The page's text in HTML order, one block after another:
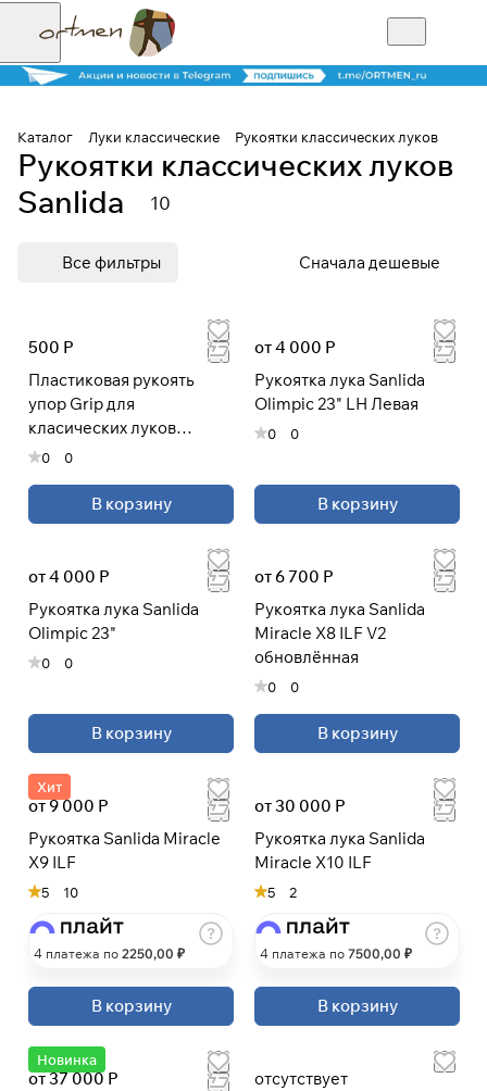
Каталог Луки классические Рукоятки классических луков
Рукоятки классических луков
Sanlida
10
Все фильтры Сначала дешевые
500 Р
Пластиковая рукоять
упор Grip для
класических луков
Sanlida
0 0
В корзину
от 4 000 Р
Рукоятка лука Sanlida
Olimpic 23" LH Левая
0 0
В корзину
от 4 000 Р
Рукоятка лука Sanlida
Olimpic 23"
0 0
В корзину
от 6 700 Р
Рукоятка лука Sanlida
Miracle X8 ILF V2
обновлённая
0 0
В корзину
Хит
от 9 000 Р
Рукоятка Sanlida Miracle
X9 ILF
5 10
4 платежа по 2250,00 ₽
В корзину
от 30 000 Р
Рукоятка лука Sanlida
Miracle X10 ILF
5 2
4 платежа по 7500,00 ₽
В корзину
Новинка
от 37 000 Р
отсутствует
Для клиентов всех банков
оплату на части
25%
выберите метод оплаты
Оплачивайте сегодня только 25%
картой любого банка
Получайте товар
выбранный способом
Оставшиеся75
% будут
списыватьсяс вашей карты
по25%каждые 2 недели
скидки по купонам не
применяются.
Подробнее
об оплате Плайтом